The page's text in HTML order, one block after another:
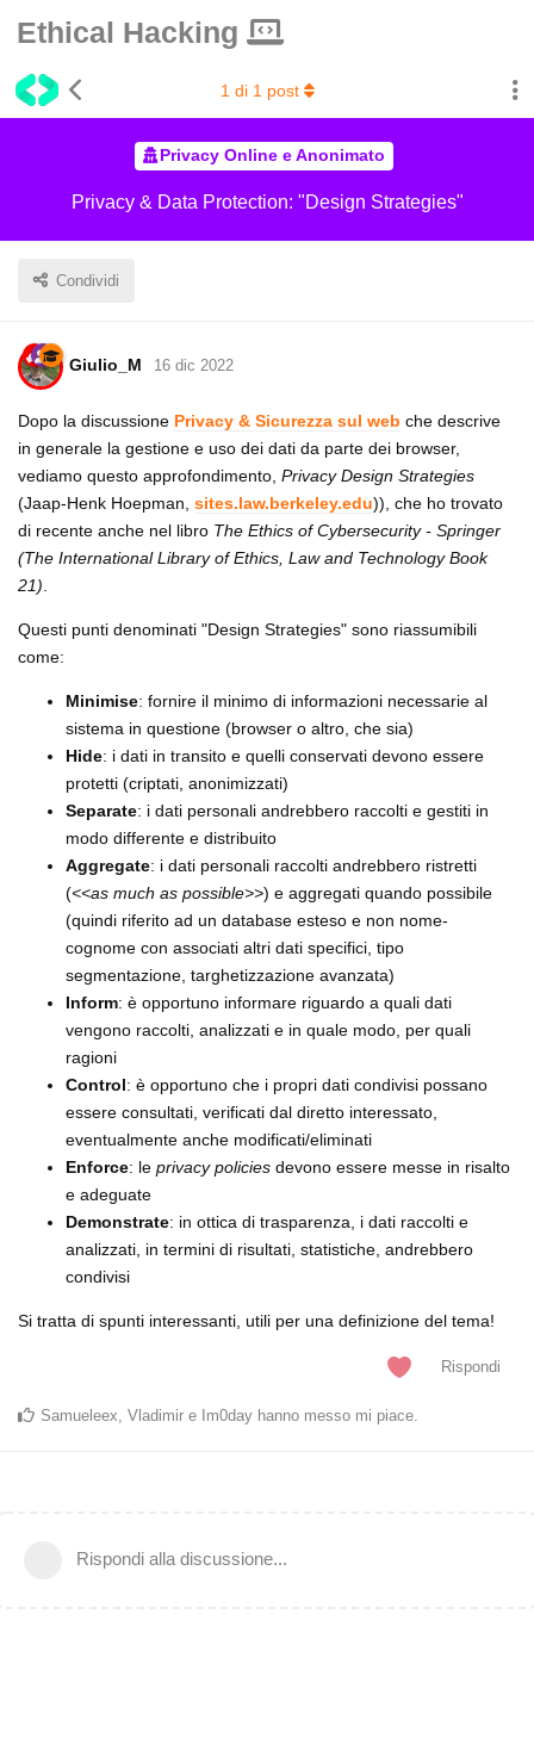
Ethical Hacking
Privacy Online e Anonimato
Privacy & Data Protection: "Design Strategies"
Condividi
1 di 1 post
Giulio_M 16 dic 2022
Dopo la discussione Privacy & Sicurezza sul web che descrive
in generale la gestione e uso dei dati da parte dei browser,
vediamo questo approfondimento, Privacy Design Strategies
(Jaap-Henk Hoepman, sites.law.berkeley.edu)), che ho trovato
di recente anche nel libro The Ethics of Cybersecurity - Springer
(The International Library of Ethics, Law and Technology Book
21)
Questi punti denominati "Design Strategies" sono riassumibili
come:
Minimise: fornire il minimo di informazioni necessarie al
sistema in questione (browser o altro, che sia)
Hide: i dati in transito e quelli conservati devono essere
protetti (criptati, anonimizzati)
Separate: i dati personali andrebbero raccolti e gestiti in
modo differente e distribuito
Aggregate: i dati personali raccolti andrebbero ristretti
(<<as much as possible>>) e aggregati quando possibile
(quindi riferito ad un database esteso e non nome-
cognome con associati altri dati specifici, tipo
segmentazione, targhetizzazione avanzata)
Inform: è opportuno informare riguardo a quali dati
vengono raccolti, analizzati e in quale modo, per quali
ragioni
Control: è opportuno che i propri dati condivisi possano
essere consultati, verificati dal diretto interessato,
eventualmente anche modificati/eliminati
Enforce: le privacy policies devono essere messe in risalto
e adeguate
Demonstrate: in ottica di trasparenza, i dati raccolti e
analizzati, in termini di risultati, statistiche, andrebbero
condivisi
Si tratta di spunti interessanti, utili per una definizione del tema!
Rispondi
Samueleex Vladimir e Im0day hanno messo mi piace
Rispondi alla discussione...